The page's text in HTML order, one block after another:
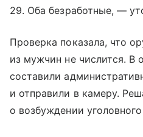
29. Оба безработные, —
Проверка показала, что
из мужчин не числится. В
составили
и отправили в камеру.
о возбуждении